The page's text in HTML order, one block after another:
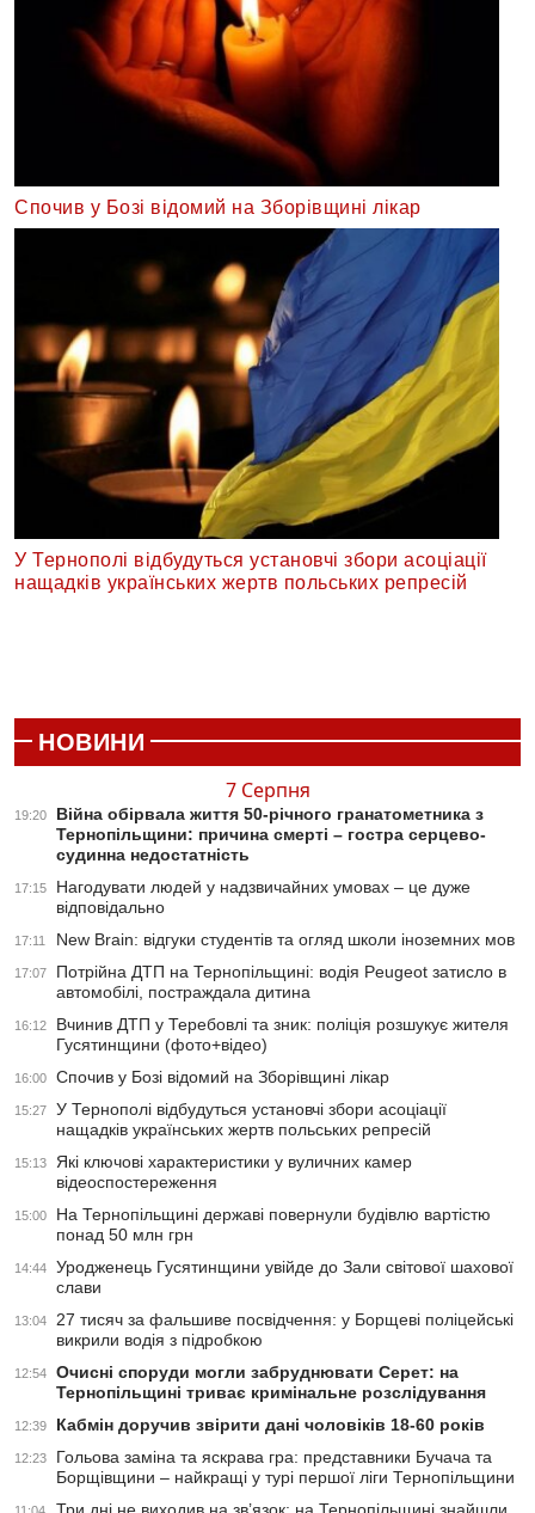
Спочив у Бозі відомий на Зборівщині лікар
У Тернополі відбудуться установчі збори асоціації
нащадків українських жертв польських репресій
НОВИНИ
7 Серпня
19:20
Війна обірвала життя 50-річного гранатометника з
Тернопільщини: причина смерті – гостра серцево-
судинна недостатність
17:15
Нагодувати людей у надзвичайних умовах – це дуже
відповідально
17:11 New Brain: відгуки студентів та огляд школи іноземних мов
17:07
Потрійна ДТП на Тернопільщині: водія Peugeot затисло в
автомобілі, постраждала дитина
16:12
Вчинив ДТП у Теребовлі та зник: поліція розшукує жителя
Гусятинщини (фото+відео)
16:00 Спочив у Бозі відомий на Зборівщині лікар
15:27
У Тернополі відбудуться установчі збори асоціації
нащадків українських жертв польських репресій
15:13
Які ключові характеристики у вуличних камер
відеоспостереження
15:00
На Тернопільщині державі повернули будівлю вартістю
понад 50 млн грн
14:44
Уродженець Гусятинщини увійде до Зали світової шахової
слави
13:04
27 тисяч за фальшиве посвідчення: у Борщеві поліцейські
викрили водія з підробкою
12:54
Очисні споруди могли забруднювати Серет: на
Тернопільщині триває кримінальне розслідування
12:39 Кабмін доручив звірити дані чоловіків 18-60 років
12:23
Гольова заміна та яскрава гра: представники Бучача та
Борщівщини – найкращі у турі першої ліги Тернопільщини